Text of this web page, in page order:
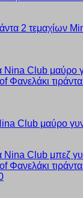
2 τεμαχίων
Club μαύρο